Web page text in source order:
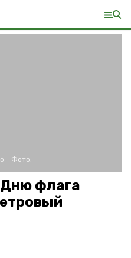
Фото:
Дню флага